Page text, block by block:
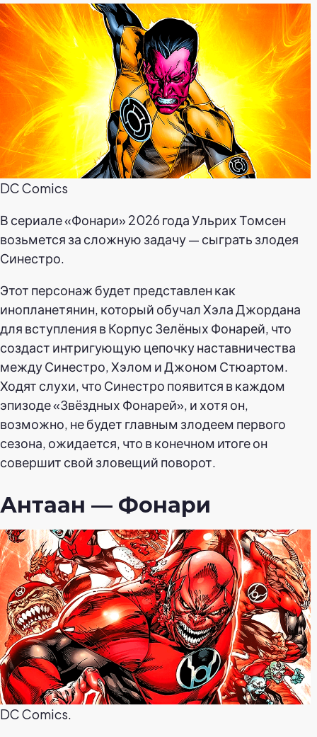
DC Comics
В сериале «Фонари» 2026 года Ульрих Томсен
возьмется за сложную задачу — сыграть злодея
Синестро.
Этот персонаж будет представлен как
инопланетянин, который обучал Хэла Джордана
для вступления в Корпус Зелёных Фонарей, что
создаст интригующую цепочку наставничества
между Синестро, Хэлом и Джоном Стюартом.
Ходят слухи, что Синестро появится в каждом
эпизоде «Звёздных Фонарей», и хотя он,
возможно, не будет главным злодеем первого
сезона, ожидается, что в конечном итоге он
совершит свой зловещий поворот.
Антаан — Фонари
DC Comics.